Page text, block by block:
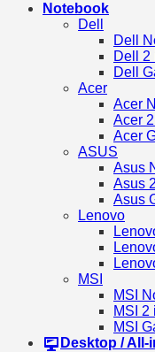
Notebook
Dell
Dell
Dell 2
Dell
Acer
Acer
Acer
Acer
ASUS
Asus
Asus
Asus
Lenovo
MSI
MSI
MSI 2
MSI
Desktop / All-